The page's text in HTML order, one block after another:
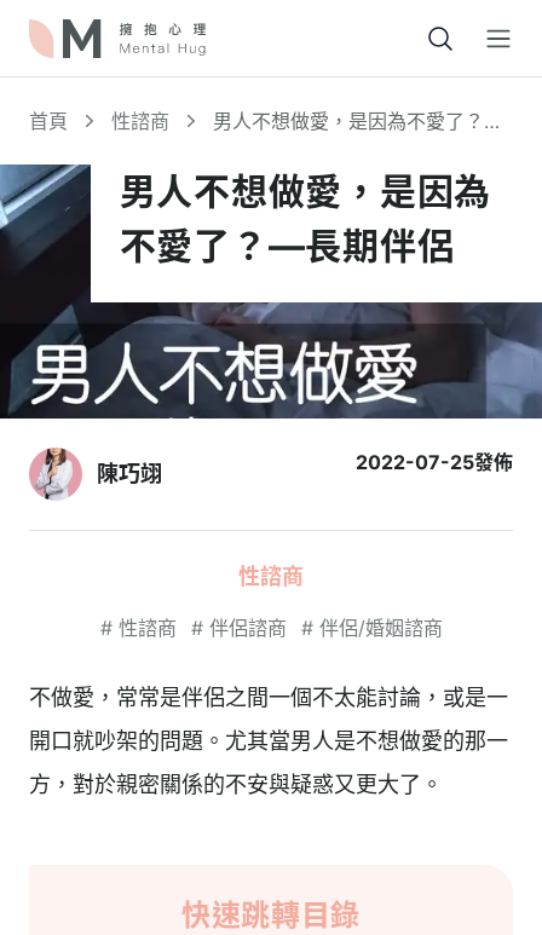
首頁 性諮商
男人不想做愛，是因為不愛了？—
男人不想做愛，是因為
不愛了？—長期伴侶
陳巧翊 2022-07-25發佈
性諮商
# 性諮商 # 伴侶諮商 # 伴侶/婚姻諮商
不做愛，常常是伴侶之間一個不太能討論，或是一
開口就吵架的問題。尤其當男人是不想做愛的那一
方，對於親密關係的不安與疑惑又更大了。
快速跳轉目錄